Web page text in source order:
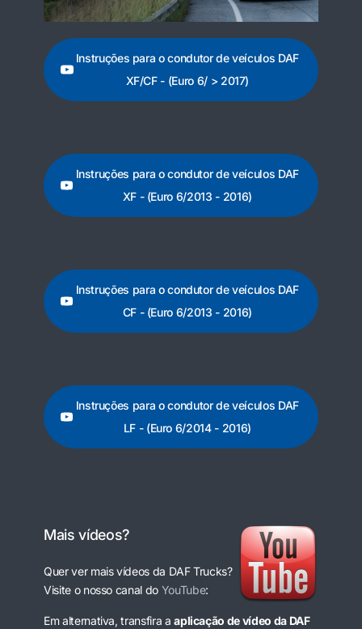
Instruções para o condutor de veículos DAF
XF/CF - (Euro 6/ > 2017)
Instruções para o condutor de veículos DAF
XF - (Euro 6/2013 - 2016)
Instruções para o condutor de veículos DAF
CF - (Euro 6/2013 - 2016)
Instruções para o condutor de veículos DAF
LF - (Euro 6/2014 - 2016)
Mais vídeos?
Quer ver mais vídeos da DAF Trucks?
Visite o nosso canal do YouTube:
Em alternativa, transfira aaplicação de vídeo da DAF